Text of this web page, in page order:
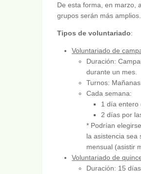
De esta forma, en marzo,
grupos serán más amplios.
Tipos de voluntariado:
Voluntariado de
Duración:
durante un mes.
Turnos:
Cada semana:
1 día entero
2 días por
* Podrían
la asistencia sea
mensual (asistir
Voluntariado de
Duración: 15